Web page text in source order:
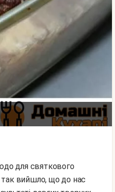
вийшло, що до нас